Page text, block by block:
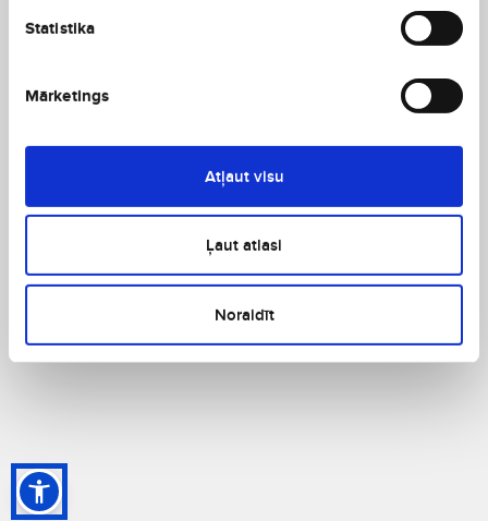
Statistika
Mārketings
Atļaut visu
Ļaut atlasi
Noraidīt